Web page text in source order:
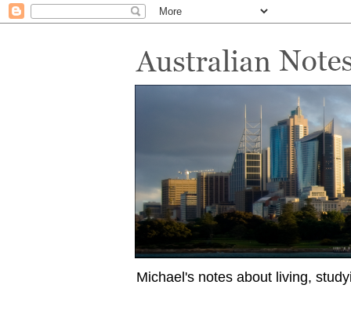
Michael's notes about living,